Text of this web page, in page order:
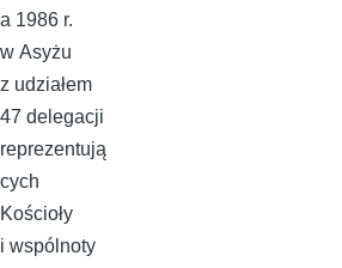
a 1986 r.
w Asyżu
z udziałem
47 delegacji
reprezentują
cych
Kościoły
i wspólnoty